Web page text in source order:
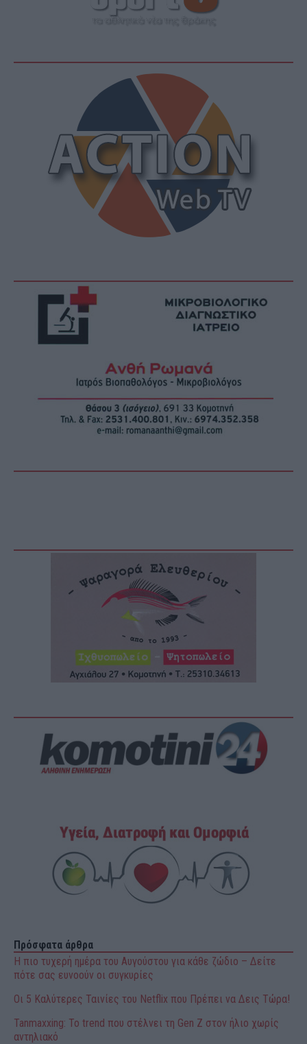
Πρόσφατα άρθρα
Η πιο τυχερή ημέρα του Αυγούστου για κάθε ζώδιο – Δείτε
πότε σας ευνοούν οι συγκυρίες
Οι 5 Καλύτερες Ταινίες του Netflix που Πρέπει να Δεις Τώρα!
Tanmaxxing: To trend που στέλνει τη Gen Z στον ήλιο χωρίς
αντηλιακό